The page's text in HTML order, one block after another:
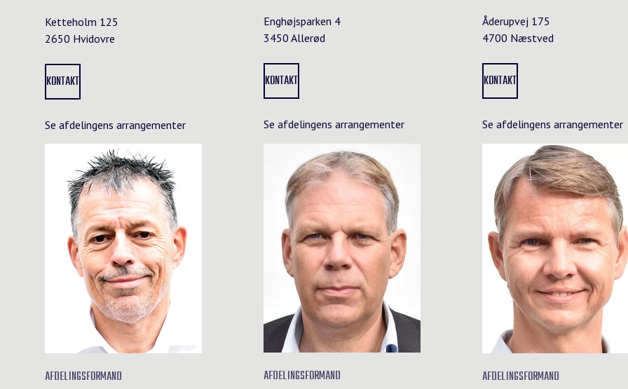
Ketteholm 125
2650 Hvidovre
KONTAKT
Se afdelingens arrangementer
Enghøjsparken 4
3450 Allerød
KONTAKT
Se afdelingens arrangementer
Åderupvej 175
4700 Næstved
KONTAKT
Se afdelingens arrangementer
AFDELINGSFORMAND AFDELINGSFORMAND AFDELINGSFORMAND